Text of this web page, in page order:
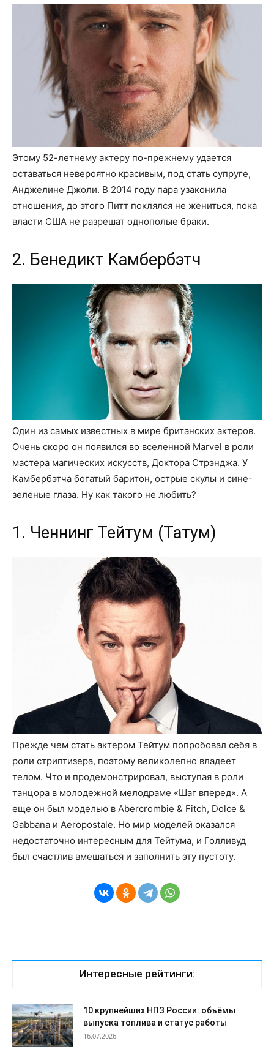
Этому 52-летнему актеру по-прежнему удается
оставаться невероятно красивым, под стать супруге,
Анджелине Джоли. В 2014 году пара узаконила
отношения, до этого Питт поклялся не жениться, пока
власти США не разрешат однополые браки.
2. Бенедикт Камбербэтч
Один из самых известных в мире британских актеров.
Очень скоро он появился во вселенной Marvel в роли
мастера магических искусств, Доктора Стрэнджа. У
Камбербэтча богатый баритон, острые скулы и сине-
зеленые глаза. Ну как такого не любить?
1. Ченнинг Тейтум (Татум)
Прежде чем стать актером Тейтум попробовал себя в
роли стриптизера, поэтому великолепно владеет
телом. Что и продемонстрировал, выступая в роли
танцора в молодежной мелодраме «Шаг вперед». А
еще он был моделью в Abercrombie & Fitch, Dolce &
Gabbana и Aeropostale. Но мир моделей оказался
недостаточно интересным для Тейтума, и Голливуд
был счастлив вмешаться и заполнить эту пустоту.
Интересные рейтинги:
10 крупнейших НПЗ России: объёмы
выпуска топлива и статус работы
16.07.2026